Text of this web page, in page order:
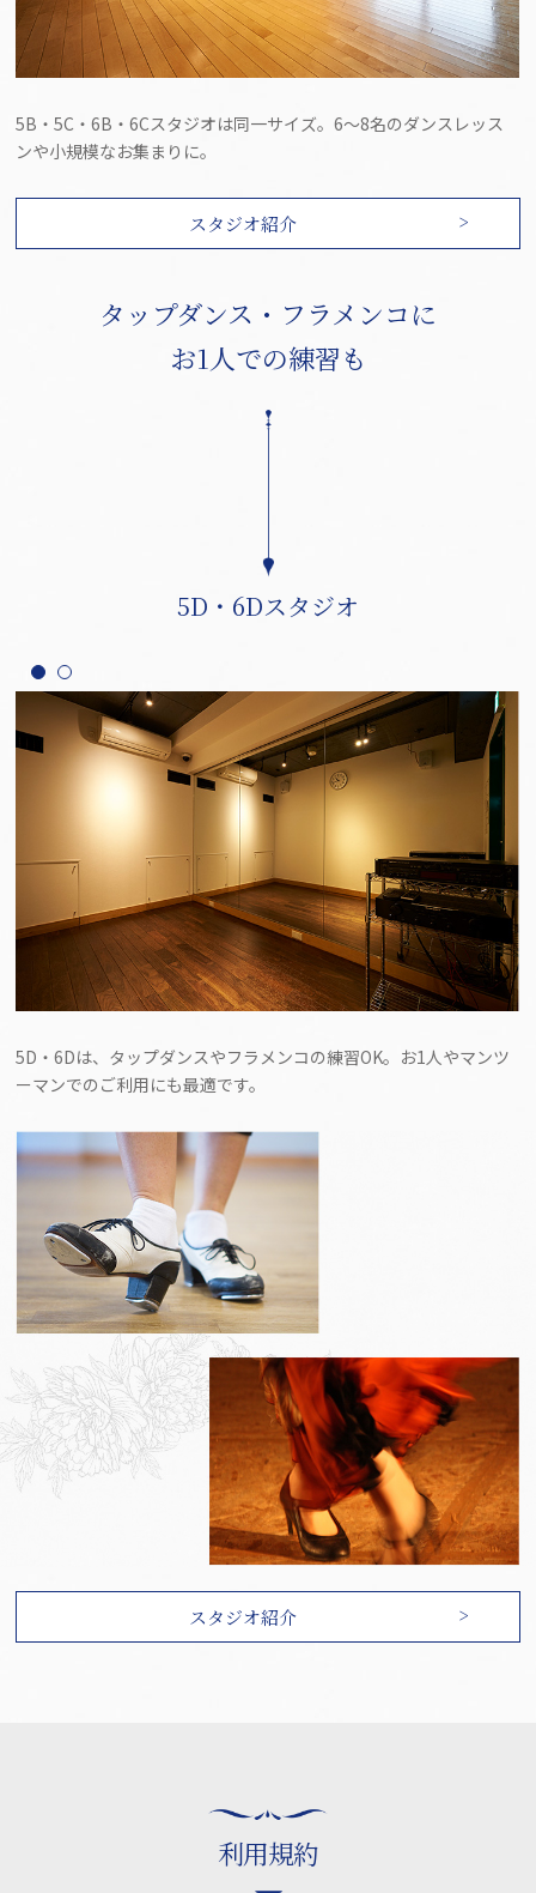
5B・5C・6B・6Cスタジオは同一サイズ。6～8名のダンスレッス
ンや小規模なお集まりに。
スタジオ紹介
タップダンス・フラメンコに
お1人での練習も
5D・6Dスタジオ
5D・6Dは、タップダンスやフラメンコの練習OK。お1人やマンツ
ーマンでのご利用にも最適です。
スタジオ紹介
利用規約